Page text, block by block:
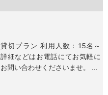
貸切プラン 利用人数：15名～
詳細などはお電話にてお気軽に